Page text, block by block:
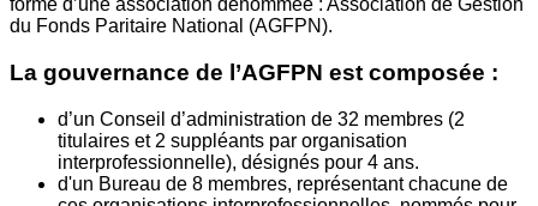
forme d’une association dénommée : Association de Gestion
du Fonds Paritaire National (AGFPN).
La gouvernance de l’AGFPN est composée :
d’un Conseil d’administration de 32 membres (2
titulaires et 2 suppléants par organisation
interprofessionnelle), désignés pour 4 ans.
d'un Bureau de 8 membres, représentant chacune de